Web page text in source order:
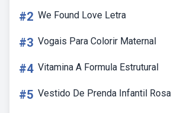
#2 We Found Love Letra
#3 Vogais Para Colorir Maternal
#4 Vitamina A Formula Estrutural
#5 Vestido De Prenda Infantil Rosa